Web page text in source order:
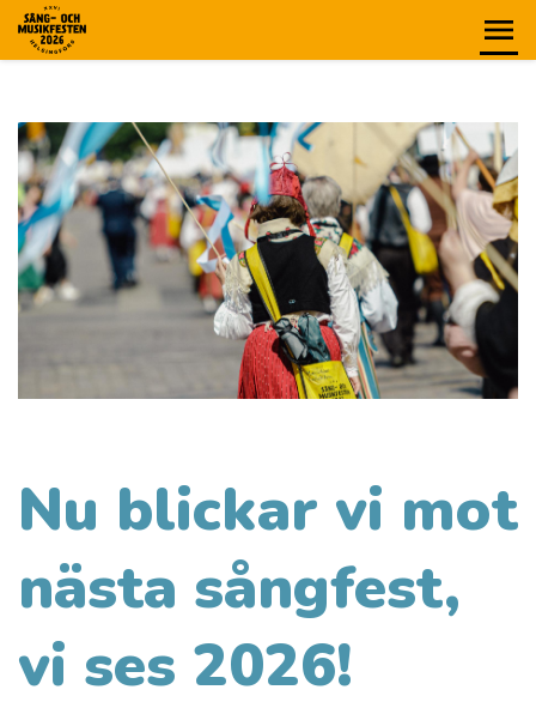
Nu blickar vi mot
nästa sångfest,
vi ses 2026!